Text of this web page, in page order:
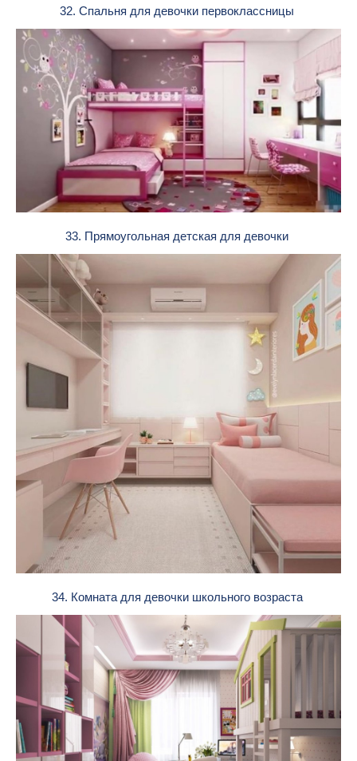
32. Спальня для девочки первоклассницы
33. Прямоугольная детская для девочки
34. Комната для девочки школьного возраста